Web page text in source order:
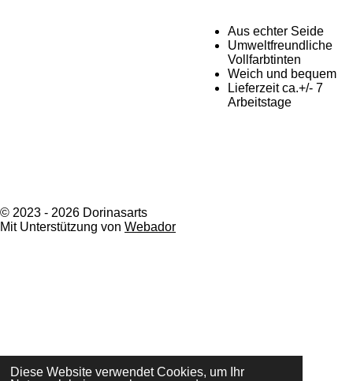
Diese Website verwendet Cookies, um Ihr
Aus echter Seide
Umweltfreundliche
Vollfarbtinten
Weich und bequem
Lieferzeit ca.+/- 7
Arbeitstage
a
c
n
s
i
n
© 2023 - 2026 Dorinasarts
Mit Unterstützung von Webador